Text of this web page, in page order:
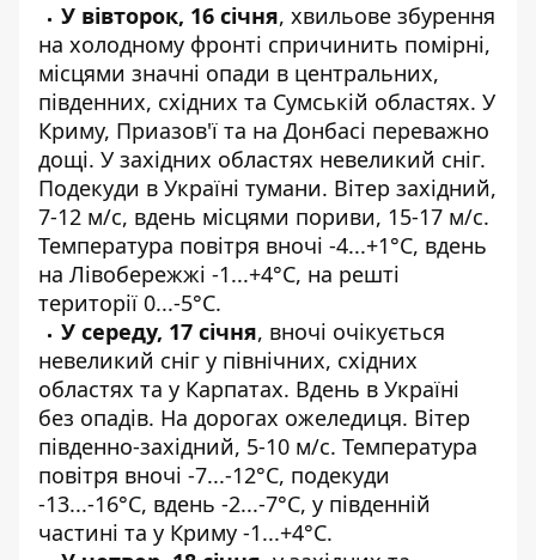
У вівторок, 16 січня, хвильове збурення
на холодному фронті спричинить помірні,
місцями значні опади в центральних,
південних, східних та Сумській областях. У
Криму, Приазов'ї та на Донбасі переважно
дощі. У західних областях невеликий сніг.
Подекуди в Україні тумани. Вітер західний,
7-12 м/с, вдень місцями пориви, 15-17 м/с.
Температура повітря вночі -4...+1°С, вдень
на Лівобережжі -1...+4°С, на решті
території 0...-5°С.
У середу, 17 січня, вночі очікується
невеликий сніг у північних, східних
областях та у Карпатах. Вдень в Україні
без опадів. На дорогах ожеледиця. Вітер
південно-західний, 5-10 м/с. Температура
повітря вночі -7...-12°С, подекуди
-13...-16°С, вдень -2...-7°С, у південній
частині та у Криму -1...+4°С.